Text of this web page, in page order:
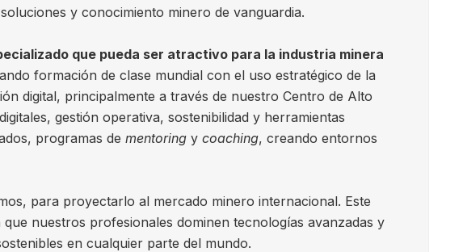
y conocimiento minero de vanguardia.
que pueda ser atractivo para la industria minera
formación de clase mundial con el uso estratégico de la
digital, principalmente a través de nuestro Centro de Alto
gestión operativa, sostenibilidad y herramientas
programas de mentoring y coaching, creando entornos
para proyectarlo al mercado minero internacional. Este
nuestros profesionales dominen tecnologías avanzadas y
en cualquier parte del mundo.